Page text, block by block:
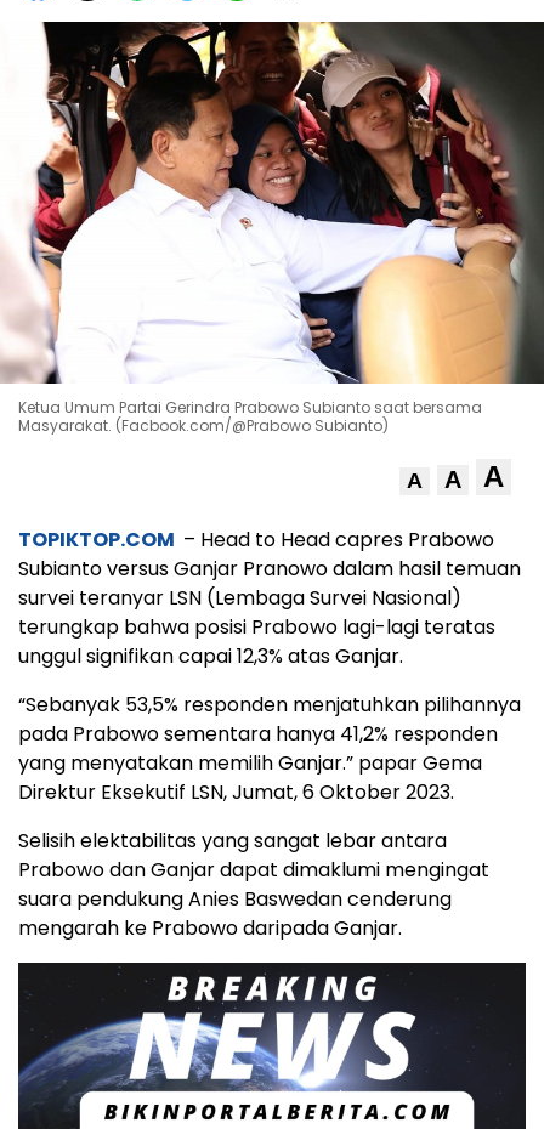
Ketua Umum Partai Gerindra Prabowo Subianto saat bersama
Masyarakat. (Facbook.com/@Prabowo Subianto)
A A A
TOPIKTOP.COM – Head to Head capres Prabowo
Subianto versus Ganjar Pranowo dalam hasil temuan
survei teranyar LSN (Lembaga Survei Nasional)
terungkap bahwa posisi Prabowo lagi-lagi teratas
unggul signifikan capai 12,3% atas Ganjar.
“Sebanyak 53,5% responden menjatuhkan pilihannya
pada Prabowo sementara hanya 41,2% responden
yang menyatakan memilih Ganjar.” papar Gema
Direktur Eksekutif LSN, Jumat, 6 Oktober 2023.
Selisih elektabilitas yang sangat lebar antara
Prabowo dan Ganjar dapat dimaklumi mengingat
suara pendukung Anies Baswedan cenderung
mengarah ke Prabowo daripada Ganjar.